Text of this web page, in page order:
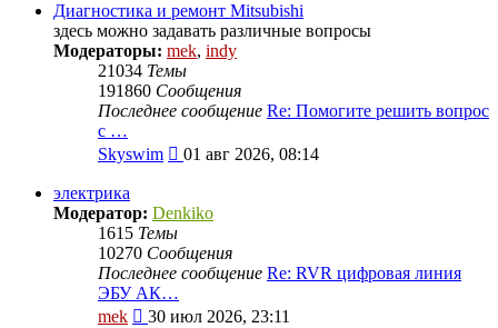
Диагностика и ремонт Mitsubishi
здесь можно задавать различные вопросы
Модераторы: mek, indy
21034 Темы
191860 Сообщения
Последнее сообщение Re: Помогите решить вопрос
с …
Skyswim
Перейти
сообщению
01 авг 2026, 08:14
электрика
Модератор: Denkiko
1615 Темы
10270 Сообщения
Последнее сообщение Re: RVR цифровая линия
ЭБУ АК…
mek
Перейти
30 июл 2026, 23:11